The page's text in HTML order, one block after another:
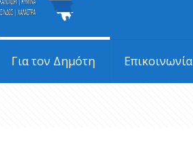
Για τον Δημότη Επικοινωνία